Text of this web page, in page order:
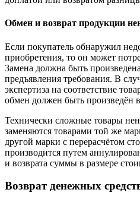
Обмен и возврат продукции
Если покупатель обнаружил
приобретения, то он может
Замена должна быть
предъявления требования. В
экспертиза на соответствие
обмен должен быть произведён
Технически сложные товары
заменяются товарами той же
другой марки с перерасчётом
производится путем
и возврата суммы в размере
Возврат денежных